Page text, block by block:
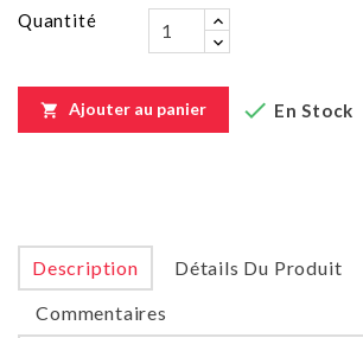
Quantité
 Ajouter au panier  En Stock
Description
Détails Du Produit
Commentaires